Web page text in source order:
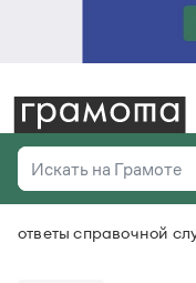
Искать на Грамоте
Справочная
Везде
ответы справочной